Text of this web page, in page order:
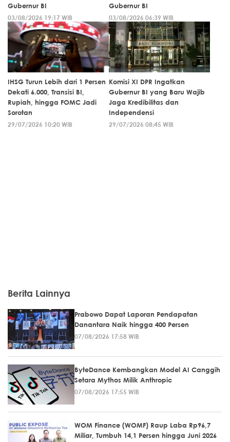
Gubernur BI
03/08/2026 19:17 WIB
Gubernur BI
03/08/2026 06:39 WIB
IHSG Turun Lebih dari 1 Persen
Dekati 6.000, Transisi BI,
Rupiah, hingga FOMC Jadi
Sorotan
29/07/2026 10:20 WIB
Komisi XI DPR Ingatkan
Gubernur BI yang Baru Wajib
Jaga Kredibilitas dan
Independensi
29/07/2026 08:45 WIB
Berita Lainnya
Prabowo Dapat Laporan Pendapatan
Danantara Naik hingga 400 Persen
07/08/2026 17:58 WIB
ByteDance Kembangkan Model AI Canggih
Setara Mythos Milik Anthropic
07/08/2026 17:55 WIB
WOM Finance (WOMF) Raup Laba Rp96,7
Miliar, Tumbuh 14,1 Persen hingga Juni 2026